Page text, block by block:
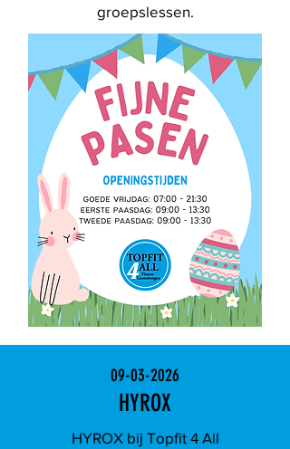
groepslessen.
09-03-2026
HYROX
HYROX bij Topfit 4 All